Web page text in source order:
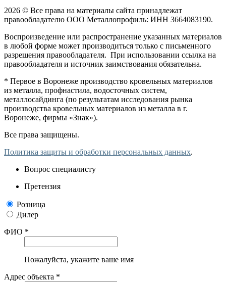
2026 © Все права на материалы сайта принадлежат
правообладателю ООО Металлопрофиль: ИНН 3664083190.
Воспроизведение или распространение указанных материалов
в любой форме может производиться только с письменного
разрешения правообладателя. При использовании ссылка на
правообладателя и источник заимствования обязательна.
* Первое в Воронеже производство кровельных материалов
из металла, профнастила, водосточных систем,
металлосайдинга (по результатам исследования рынка
производства кровельных материалов из металла в г.
Воронеже, фирмы «Знак»).
Все права защищены.
Политика защиты и обработки персональных данных.
Вопрос специалисту
Претензия
Розница
Дилер
ФИО *
Пожалуйста, укажите ваше имя
Адрес объекта *